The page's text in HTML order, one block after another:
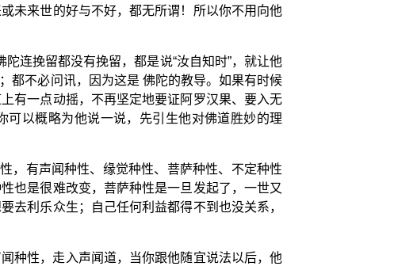
未来世的好与不好，都无所谓！所以你不用向他
连挽留都没有挽留，都是说“汝自知时”，就让他
都不必问讯，因为这是 佛陀的教导。如果有时候
有一点动摇，不再坚定地要证阿罗汉果、要入无
可以概略为他说一说，先引生他对佛道胜妙的理
，有声闻种性、缘觉种性、菩萨种性、不定种性
也是很难改变，菩萨种性是一旦发起了，一世又
去利乐众生；自己任何利益都得不到也没关系，
种性，走入声闻道，当你跟他随宜说法以后，他